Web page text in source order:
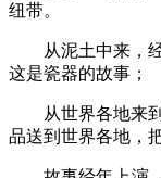
纽带。
从泥土中来，经
这是瓷器的故事；
从世界各地来到
品送到世界各地，